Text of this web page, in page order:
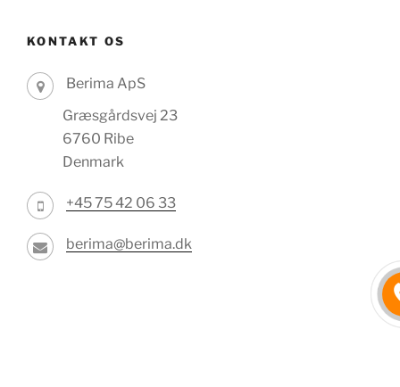
KONTAKT OS
Berima ApS
Græsgårdsvej 23
6760 Ribe
Denmark
+45 75 42 06 33
berima@berima.dk